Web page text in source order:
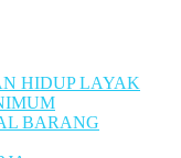
HIDUP LAYAK
BARANG